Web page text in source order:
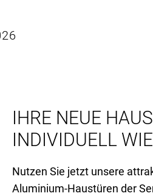
IHRE NEUE
INDIVIDUELL
Nutzen Sie jetzt unsere
Aluminium-Haustüren der